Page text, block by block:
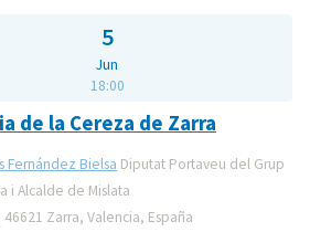
5
Jun
18:00
de la Cereza de Zarra
Fernández Bielsa Diputat Portaveu del Grup
i Alcalde de Mislata
46621 Zarra, Valencia, España